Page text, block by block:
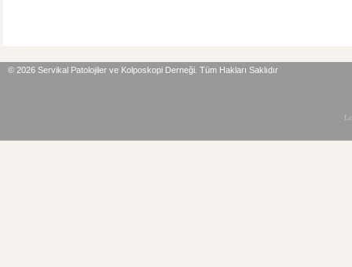
© 2026 Servikal Patolojiler ve Kolposkopi Derneği. Tüm Hakları Saklıdır